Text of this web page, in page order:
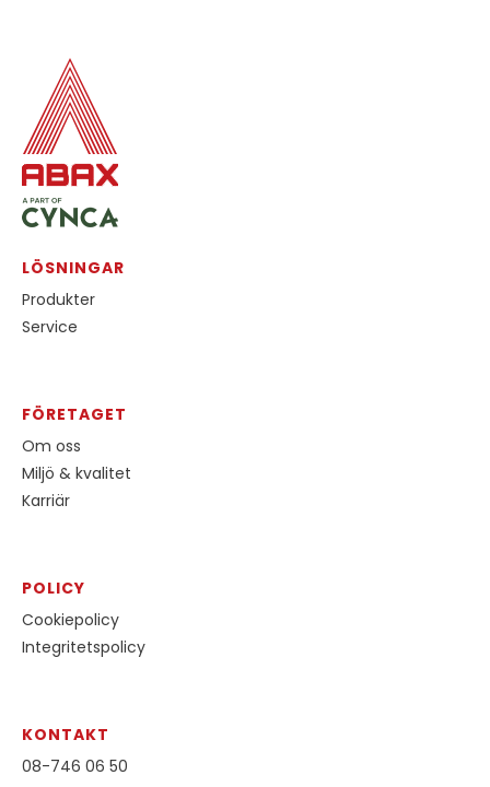
LÖSNINGAR
Produkter
Service
FÖRETAGET
Om oss
Miljö & kvalitet
Karriär
POLICY
Cookiepolicy
Integritetspolicy
KONTAKT
08-746 06 50